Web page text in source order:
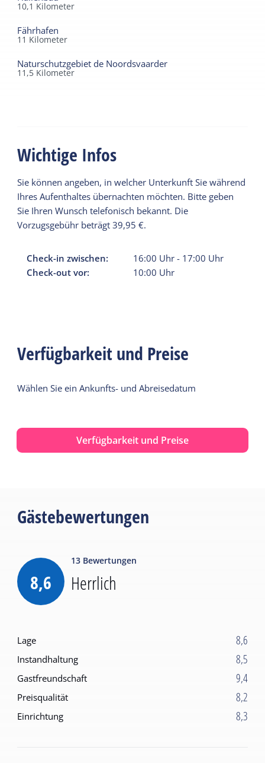
Restaurants. Der Ferienpark Tjermelân bietet
viel Platz zum Entspannen und für einen
wunderschönen Urlaub.
10,1 Kilometer
Fährhafen
11 Kilometer
Naturschutzgebiet de Noordsvaarder
11,5 Kilometer
Wichtige Infos
Sie können angeben, in welcher Unterkunft Sie während
Ihres Aufenthaltes übernachten möchten. Bitte geben
Sie Ihren Wunsch telefonisch bekannt. Die
Vorzugsgebühr beträgt 39,95 €.
Check-in zwischen: 16:00 Uhr - 17:00 Uhr
Check-out vor:
10:00 Uhr
Verfügbarkeit und Preise
Wählen Sie ein Ankunfts- und Abreisedatum
Verfügbarkeit und Preise
Gästebewertungen
8,6
13 Bewertungen
Herrlich
Lage 8,6
Instandhaltung 8,5
Gastfreundschaft 9,4
Preisqualität 8,2
Einrichtung 8,3